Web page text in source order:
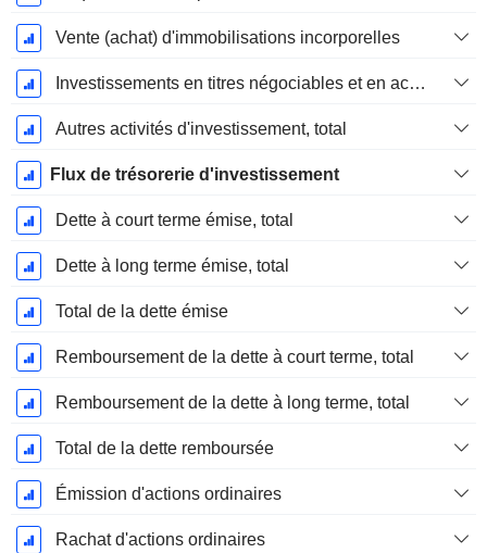
Vente (achat) d'immobilisations incorporelles
Investissements en titres négociables et en actions, total
Autres activités d'investissement, total
Flux de trésorerie d'investissement
Dette à court terme émise, total
Dette à long terme émise, total
Total de la dette émise
Remboursement de la dette à court terme, total
Remboursement de la dette à long terme, total
Total de la dette remboursée
Émission d'actions ordinaires
Rachat d'actions ordinaires